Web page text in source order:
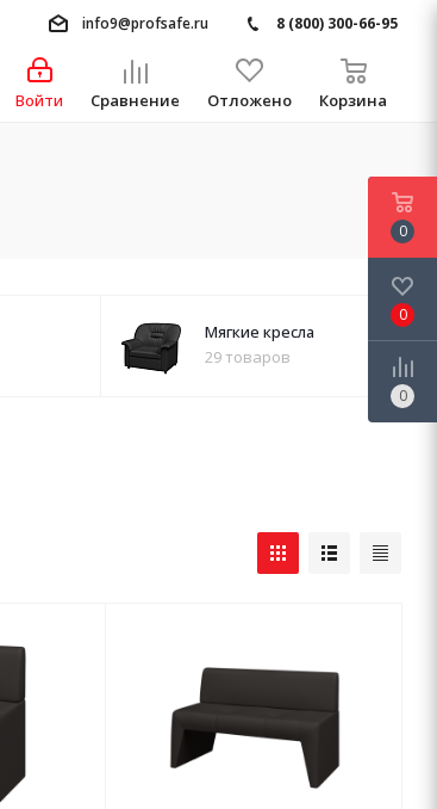
info9@profsafe.ru 8 (800) 300-66-95
Войти Сравнение Отложено Корзина
Мягкие кресла
29 товаров
0
0
0